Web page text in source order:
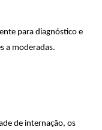
para diagnóstico e
a moderadas.
de internação, os